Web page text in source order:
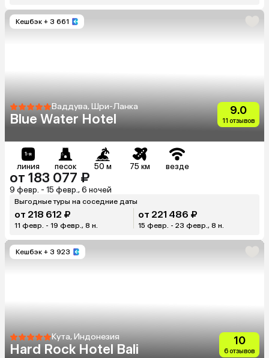
Кешбэк + 3 661
Ваддува, Шри-Ланка
Blue Water Hotel
9.0
11 отзывов
линия песок 50 м 75 км везде
от 183 077 ₽
9 февр. - 15 февр., 6 ночей
Выгодные туры на соседние даты
от 218 612 ₽
11 февр. - 19 февр., 8 н.
от 221 486 ₽
15 февр. - 23 февр., 8 н.
Кешбэк + 3 923
Кута, Индонезия
Hard Rock Hotel Bali
10
6 отзывов